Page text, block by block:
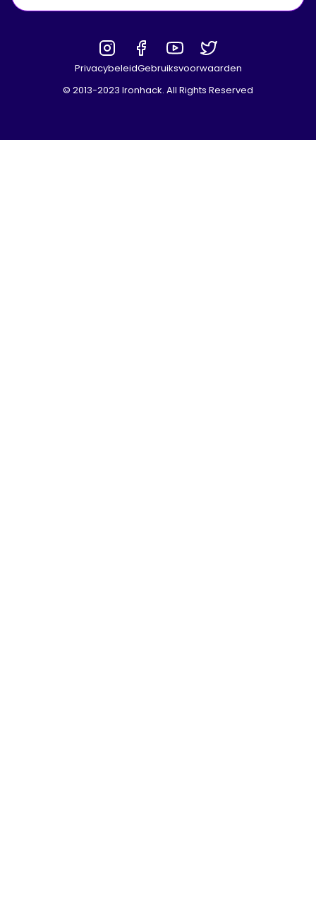
PrivacybeleidGebruiksvoorwaarden
© 2013-2023 Ironhack. All Rights Reserved